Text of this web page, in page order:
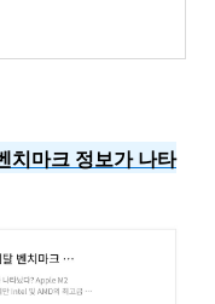
치마크 정보가 나타